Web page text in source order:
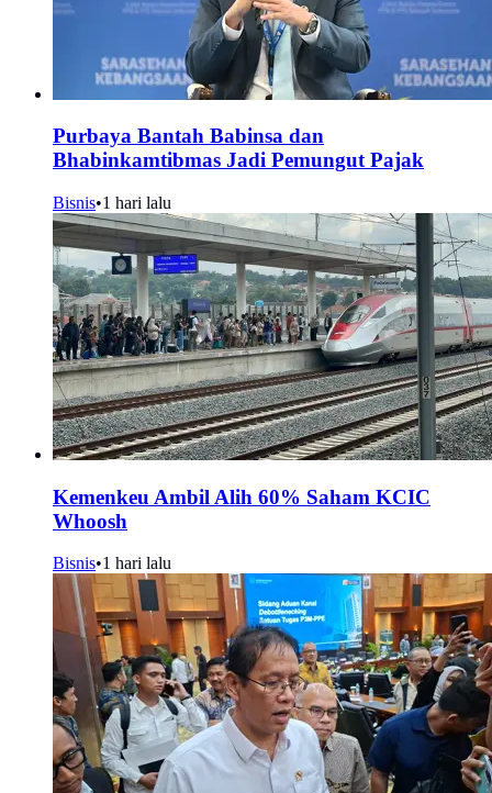
Purbaya Bantah Babinsa dan
Bhabinkamtibmas Jadi Pemungut Pajak
Bisnis•1 hari lalu
Kemenkeu Ambil Alih 60% Saham KCIC
Whoosh
Bisnis•1 hari lalu